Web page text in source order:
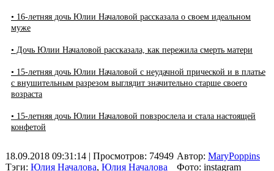
• 16-летняя дочь Юлии Началовой рассказала о своем идеальном
муже
• Дочь Юлии Началовой рассказала, как пережила смерть матери
• 15-летняя дочь Юлии Началовой с неудачной прической и в платье
с внушительным разрезом выглядит значительно старше своего
возраста
• 15-летняя дочь Юлии Началовой повзрослела и стала настоящей
конфетой
18.09.2018 09:31:14 | Просмотров: 74949
Тэги: Юлия Началова, Юлия Началова
Автор: MaryPoppins
Фото: instagram